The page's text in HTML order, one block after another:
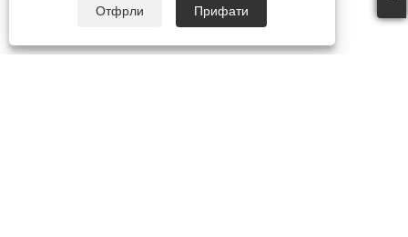
Отфрли Прифати